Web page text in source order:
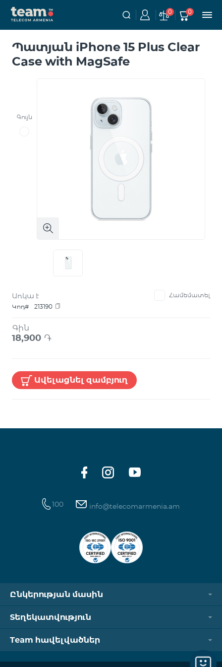
0 0
Պատյան iPhone 15 Plus Clear
Case with MagSafe
Գույն
Առկա է
Համեմատել
Կոդ#
213190
Գին
18,900 ֏
Ավելացնել զամբյուղ
100 info@telecomarmenia.am
Ընկերության մասին
Տեղեկատվություն
Team հավելվածներ